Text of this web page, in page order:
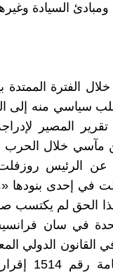
ومبادئ السيادة
الفترة الممتدة
سياسي منه إلى
المصير
عن الرئيس روزفلت
1941 قد لحظت في
الحق لم يكتسب
القانون الدولي
خصوصاً بعد